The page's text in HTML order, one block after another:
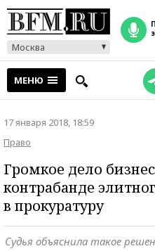
Москва
прямой
МЕНЮ
17 января 2018, 18:59
Право
Громкое дело
контрабанде
в прокуратуру
Судья объяснила такое